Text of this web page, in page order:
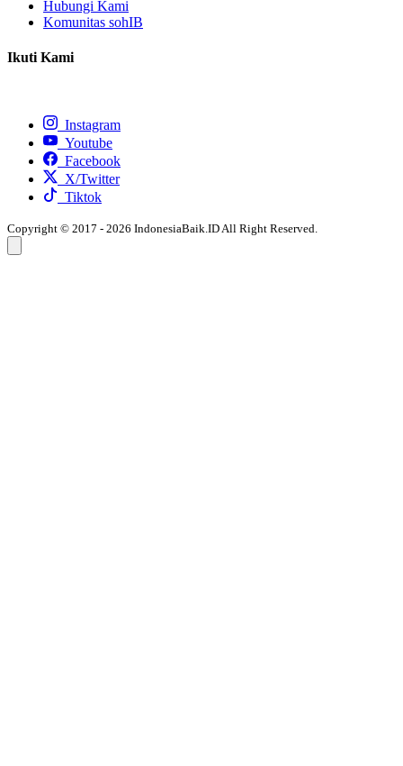
Hubungi Kami
Komunitas sohIB
Ikuti Kami
Instagram
Youtube
Facebook
X/Twitter
Tiktok
Copyright © 2017 - 2026 IndonesiaBaik.ID All Right Reserved.